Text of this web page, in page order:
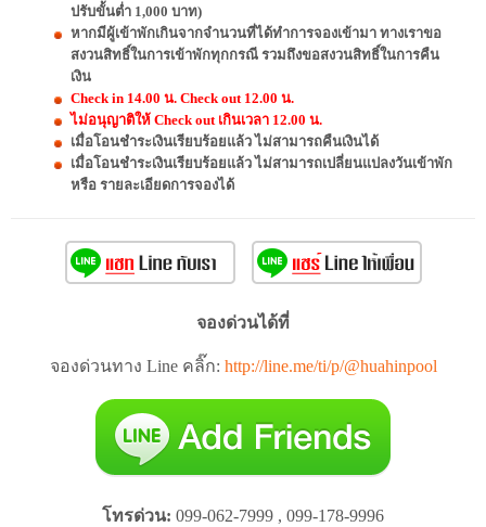
ปรับขั้นต่ำ 1,000 บาท)
หากมีผู้เข้าพักเกินจากจำนวนที่ได้ทำการจองเข้ามา ทางเราขอ
สงวนสิทธิ์ในการเข้าพักทุกกรณี รวมถึงขอสงวนสิทธิ์ในการคืน
เงิน
Check in 14.00 น. Check out 12.00 น.
ไม่อนุญาติให้ Check out เกินเวลา 12.00 น.
เมื่อโอนชำระเงินเรียบร้อยแล้ว ไม่สามารถคืนเงินได้
เมื่อโอนชำระเงินเรียบร้อยแล้ว ไม่สามารถเปลี่ยนแปลงวันเข้าพัก
หรือ รายละเอียดการจองได้
จองด่วนได้ที่
จองด่วนทาง Line คลิ๊ก: http://line.me/ti/p/@huahinpool
โทรด่วน: 099-062-7999 , 099-178-9996